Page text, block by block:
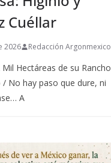
Cuéllar
2026 Redacción Argonmexico
Hectáreas de su Rancho
No hay paso que dure, ni
A